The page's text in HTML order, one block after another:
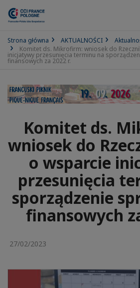
Strona główna AKTUALNOŚCI
Komitet ds. Mikrofirm: wniosek do
inicjatywy przesunięcia terminu na
finansowych za 2022 r.
Komitet ds.
wniosek do
o wsparcie
przesunięcia
sporządzenie
finansowych
27/02/2023